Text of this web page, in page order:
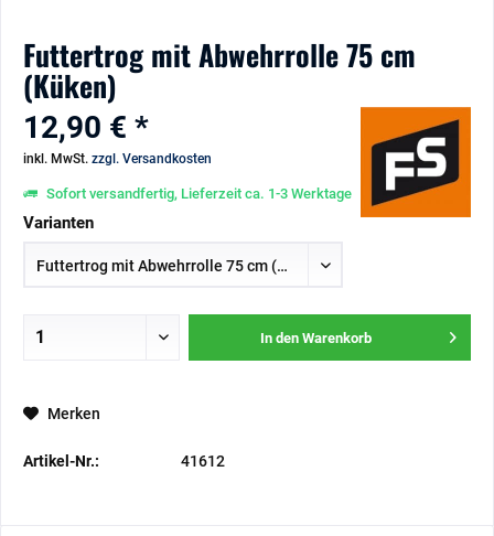
Futtertrog mit Abwehrrolle 75 cm
(Küken)
12,90 € *
inkl. MwSt. zzgl. Versandkosten
Sofort versandfertig, Lieferzeit ca. 1-3 Werktage
Varianten
In den Warenkorb
Merken
Artikel-Nr.: 41612